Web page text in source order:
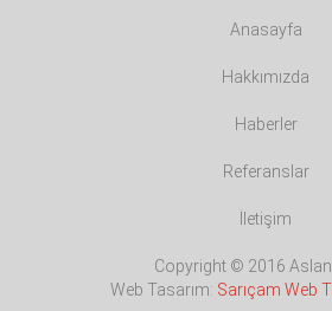
Anasayfa
Hakkımızda
Haberler
Referanslar
İletişim
Copyright © 2016
Web Tasarım: Sarıçam Web